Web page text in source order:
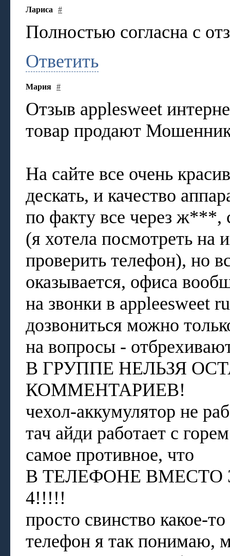
Лариса #
Полностью согласна с
Ответить
Мария #
Отзыв applesweet
товар продают
На сайте все очень
дескать, и качество
по факту все через ж***,
(я хотела посмотреть на
проверить телефон), но
оказывается, офиса
на звонки в appleesweet
дозвониться можно
на вопросы -
В ГРУППЕ НЕЛЬЗЯ
КОММЕНТАРИЕВ!
чехол-аккумулятор не
тач айди работает с
самое противное, что
В ТЕЛЕФОНЕ ВМЕСТО
4!!!!!
просто свинство какое-то
телефон я так понимаю,